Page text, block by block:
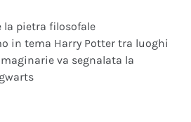
la pietra filosofale
in tema Harry Potter tra luoghi
va segnalata la